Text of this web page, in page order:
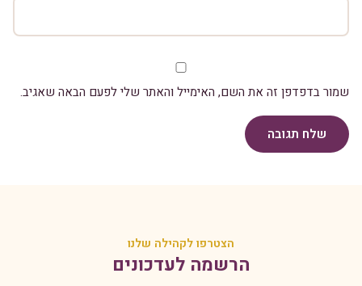
שמור בדפדפן זה את השם, האימייל והאתר שלי לפעם הבאה שאגיב.
שלח תגובה
הצטרפו לקהילה שלנו
הרשמה לעדכונים